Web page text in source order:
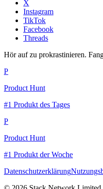
X
Instagram
TikTok
Facebook
Threads
Hör auf zu prokrastinieren.
P
Product Hunt
#1 Produkt des Tages
P
Product Hunt
#1 Produkt der Woche
Datenschutzerklärung